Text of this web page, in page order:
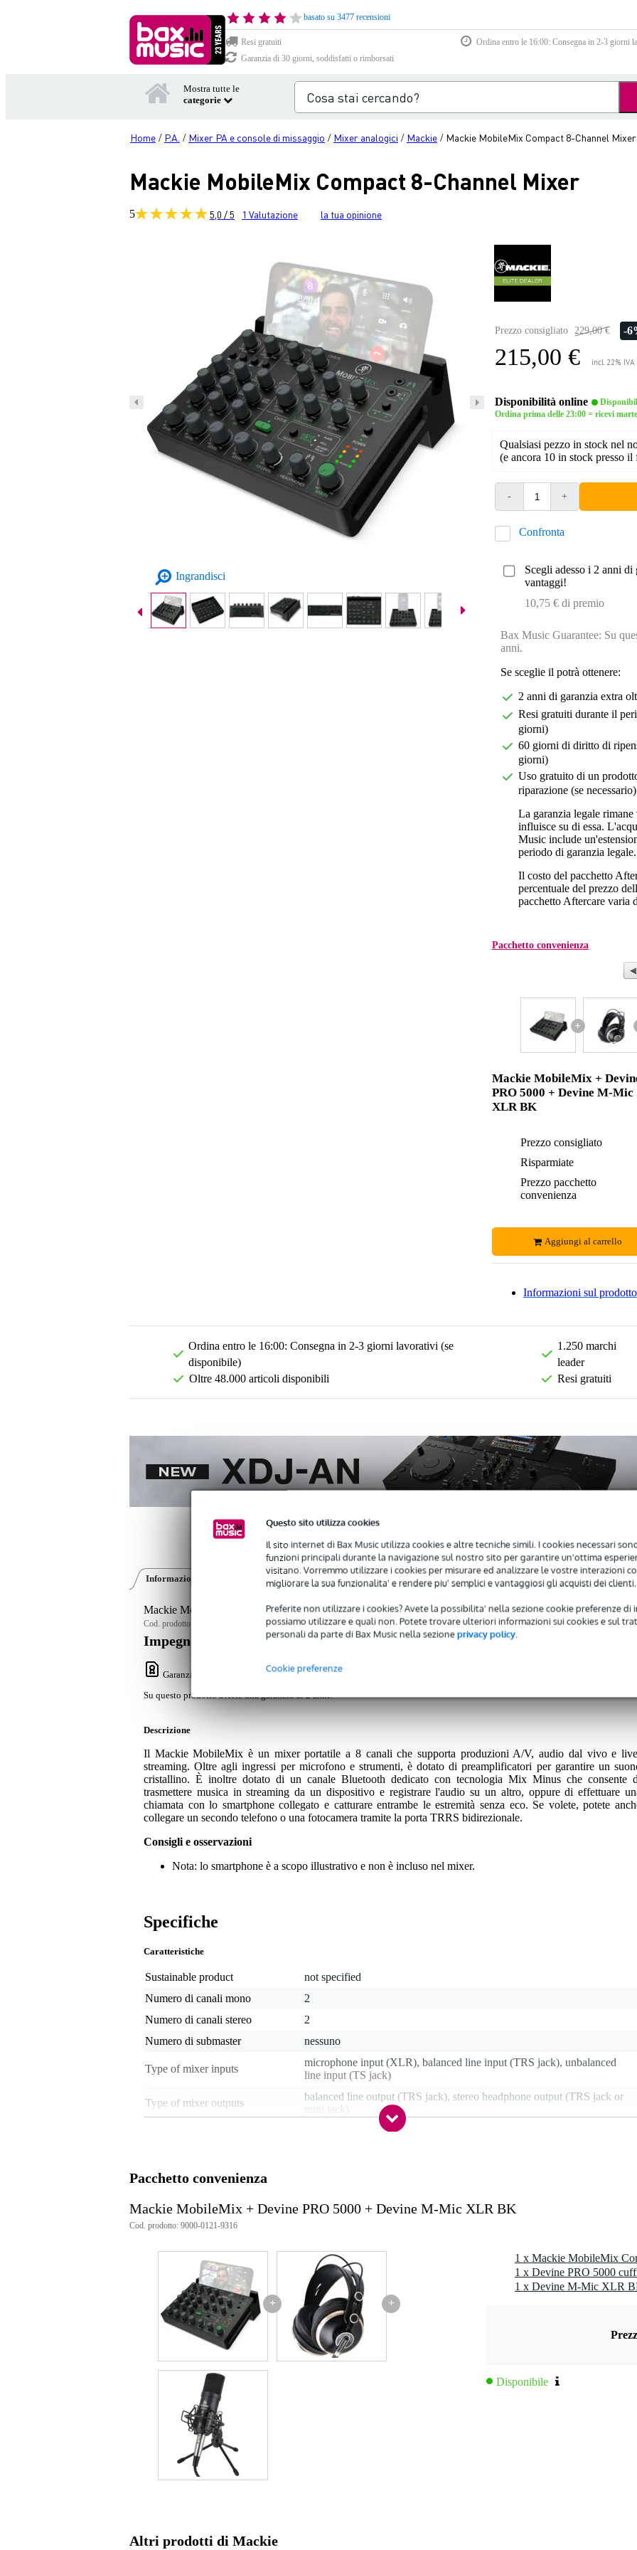
Questo sito utilizza cookies
Il sito internet di Bax Music utilizza cookies e altre tecniche simili. I cookies necessari
funzioni principali durante la navigazione sul nostro sito per garantire un'ottima
visitano. Vorremmo utilizzare i cookies per misurare ed analizzare le vostre interazioni
migliorare la sua funzionalita' e rendere piu' semplici e vantaggiosi gli acquisti dei clienti.
Preferite non utilizzare i cookies? Avete la possibilita' nella sezione cookie preferenze di
possiamo utilizzare e quali non. Potete trovare ulteriori informazioni sui cookies e sul
personali da parte di Bax Music nella sezioneprivacy policy.
Cookie preferenze
basato su 3477 recensioni
Resi gratuiti
Ordina entro le 16:00: Consegna in 2-3 giorni
Garanzia di 30 giorni, soddisfatti o rimborsati
Mostra tutte le
categorie
Home / P.A. / Mixer PA e console di missaggio / Mixer analogici / Mackie / Mackie MobileMix Compact 8-Channel Mixer
Mackie MobileMix Compact 8-Channel Mixer
5 5,0 / 5 1 Valutazione la tua opinione
Ingrandisci
Prezzo consigliato 229,00 € -
215,00 € incl. 22% IVA
Disponibilità online
Ordina prima delle 23:00 = ricevi
Qualsiasi pezzo in stock nel
(e ancora 10 in stock presso il
- +
Confronta
Scegli adesso i 2 anni
vantaggi!
10,75 € di premio
Bax Music Guarantee: Su
anni.
Se sceglie il potrà ottenere:
2 anni di garanzia extra
Resi gratuiti durante il
giorni)
60 giorni di diritto di
giorni)
Uso gratuito di un
riparazione (se necessario)
La garanzia legale
influisce su di essa.
Music include
periodo di garanzia legale.
Il costo del pacchetto
percentuale del prezzo
pacchetto Aftercare varia
Pacchetto convenienza
+
Mackie MobileMix +
PRO 5000 + Devine M-Mic
XLR BK
Prezzo consigliato
Risparmiate
Prezzo pacchetto
convenienza
Aggiungi al carrello
Informazioni sul prodotto
Ordina entro le 16:00: Consegna in 2-3 giorni lavorativi (se
disponibile)
Oltre 48.000 articoli disponibili
1.250 marchi
leader
Resi gratuiti
Informazioni sul prodotto Recensioni (1) Download (2)
Mackie MobileMix Compact 8-Channel Mixer
Cod. prodotto:
Impegno di servizio
Garanzia Bax Music
: Su questo prodotto avrete una garanzia di 2 anni.
Su questo prodotto avrete una garanzia di 2 anni.
Descrizione
Il Mackie MobileMix è un mixer portatile a 8 canali che supporta produzioni A/V, audio dal vivo e
streaming. Oltre agli ingressi per microfono e strumenti, è dotato di preamplificatori per garantire un
cristallino. È inoltre dotato di un canale Bluetooth dedicato con tecnologia Mix Minus che consente
trasmettere musica in streaming da un dispositivo e registrare l'audio su un altro, oppure di effettuare
chiamata con lo smartphone collegato e catturare entrambe le estremità senza eco. Se volete, potete
collegare un secondo telefono o una fotocamera tramite la porta TRRS bidirezionale.
Consigli e osservazioni
Nota: lo smartphone è a scopo illustrativo e non è incluso nel mixer.
Specifiche
Caratteristiche
Sustainable product
not specified
Numero di canali mono
2
Numero di canali stereo
2
Numero di submaster
nessuno
Type of mixer inputs
microphone input (XLR), balanced line input (TRS jack), unbalanced
line input (TS jack)
Type of mixer outputs
balanced line output (TRS jack), stereo headphone output (TRS jack or
mini jack)
Numero di ausiliarie
Interfaccia audio integrata
no
Alimentazione phantom
sì
Controllo volume
manopola
Built-in mixer effects
none
Type of mixer
studio / PA mixer
Effetti integrati
no
Peso e dimensioni imballaggio incluso
(imballaggio incluso)
Dimensioni(imballaggio incluso)
comprese le telefonate senza eco
Pacchetto convenienza
Mackie MobileMix + Devine PRO 5000 + Devine M-Mic XLR BK
Cod. prodotto: 9000-0121-9316
+ +
1 x Mackie MobileMix
1 x Devine PRO 5000
Disponibile
Altri prodotti di Mackie